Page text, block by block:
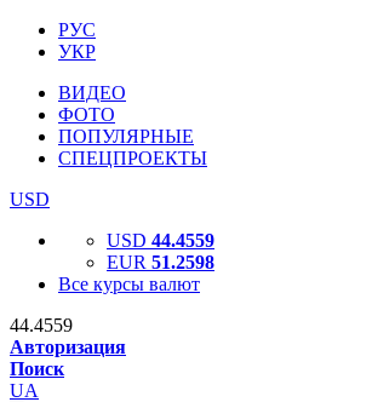
РУС
УКР
ВИДЕО
ФОТО
ПОПУЛЯРНЫЕ
СПЕЦПРОЕКТЫ
USD
USD 44.4559
EUR 51.2598
Все курсы валют
44.4559
Авторизация
Поиск
UA